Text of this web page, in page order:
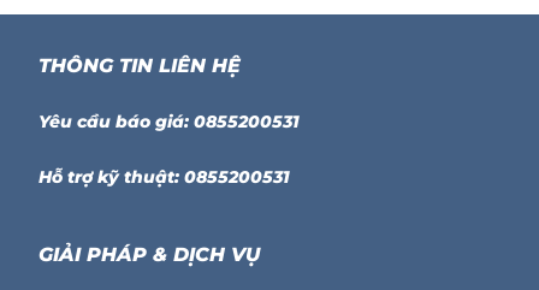
THÔNG TIN LIÊN HỆ
Yêu cầu báo giá: 0855200531
Hỗ trợ kỹ thuật: 0855200531
GIẢI PHÁP & DỊCH VỤ